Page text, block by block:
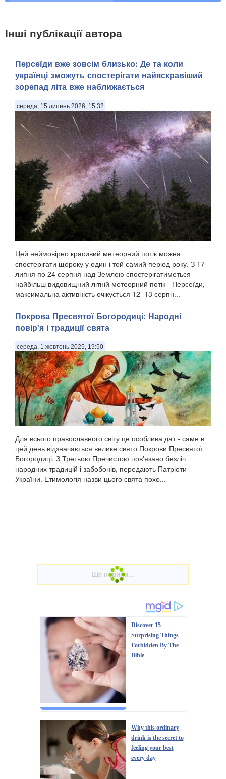
Інші публікації автора
Персеїди вже зовсім близько: Де та коли
українці зможуть спостерігати найяскравіший
зорепад літа вже наближається
середа, 15 липень 2026, 15:32
Цей неймовірно красивий метеорний потік можна
спостерігати щороку у один і той самий період року. З 17
липня по 24 серпня над Землею спостерігатиметься
найбільш видовищний літній метеорний потік - Персеїди,
максимальна активність очікується 12–13 серпн...
Покрова Пресвятої Богородиці: Народні
повір'я і традиції свята
середа, 1 жовтень 2025, 19:50
Для всього православного світу це особлива дат - саме в
цей день відзначається велике свято Покрови Пресвятої
Богородиці. З Третьою Пречистою пов'язано безліч
народних традицій і забобонів, передають Патріоти
України. Етимологія назви цього свята похо...
Discover 15
Surprising Things
Forbidden By The
Bible
Why this ordinary
drink is the secret to
feeling your best
every day